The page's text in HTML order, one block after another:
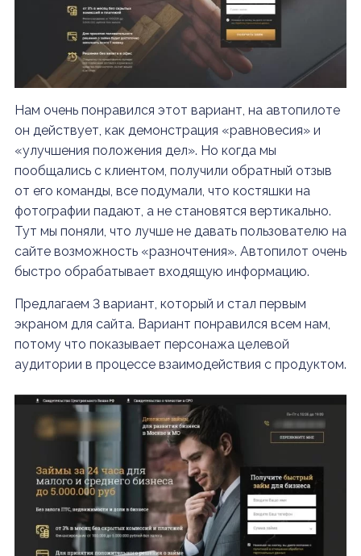
Нам очень понравился этот вариант, на автопилоте
он действует, как демонстрация «равновесия» и
«улучшения положения дел». Но когда мы
пообщались с клиентом, получили обратный отзыв
от его команды, все подумали, что костяшки на
фотографии падают, а не становятся вертикально.
Тут мы поняли, что лучше не давать пользователю на
сайте возможность «разночтения». Автопилот очень
быстро обрабатывает входящую информацию.
Предлагаем 3 вариант, который и стал первым
экраном для сайта. Вариант понравился всем нам,
потому что показывает персонажа целевой
аудитории в процессе взаимодействия с продуктом.